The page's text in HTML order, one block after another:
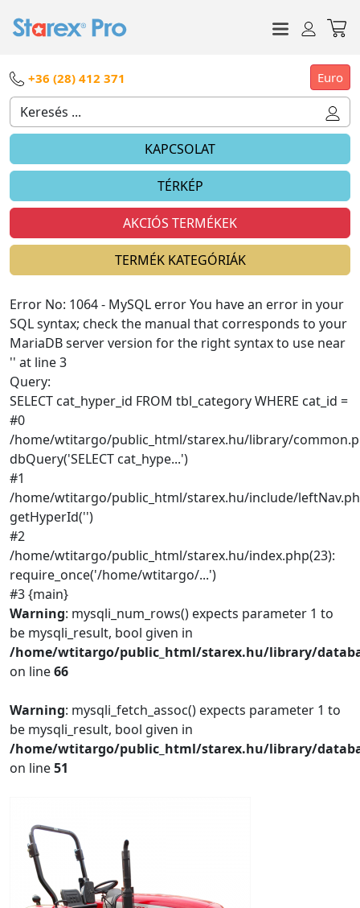
+36 (28) 412 371 Euro
KAPCSOLAT
TÉRKÉP
AKCIÓS TERMÉKEK
TERMÉK KATEGÓRIÁK
Error No: 1064 - MySQL error You have an error in your
SQL syntax; check the manual that corresponds to your
MariaDB server version for the right syntax to use near
'' at line 3
Query:
SELECT cat_hyper_id FROM tbl_category WHERE cat_id =
#0
/home/wtitargo/public_html/starex.hu/library/
dbQuery('SELECT cat_hype...')
#1
/home/wtitargo/public_html/starex.hu/include/
getHyperId('')
#2
/home/wtitargo/public_html/starex.hu/index.php(23):
require_once('/home/wtitargo/...')
#3 {main}
Warning: mysqli_num_rows() expects parameter 1 to
be mysqli_result, bool given in
/home/wtitargo/public_html/starex.hu/library/
on line66
Warning: mysqli_fetch_assoc() expects parameter 1 to
be mysqli_result, bool given in
/home/wtitargo/public_html/starex.hu/library/
on line51